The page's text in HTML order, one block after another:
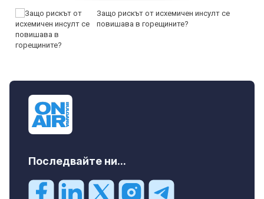
Защо рискът от исхемичен инсулт се
повишава в горещините?
Последвайте ни...